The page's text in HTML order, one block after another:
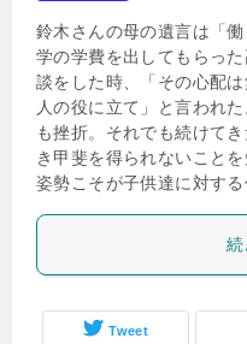
鈴木さんの母の遺言は「
学の学費を出してもらっ
談をした時、「その心配
人の役に立て」と言われ
も挫折。それでも続けて
き甲斐を得られないこと
姿勢こそが子供達に対す
続
Tweet